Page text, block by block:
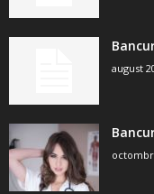
august